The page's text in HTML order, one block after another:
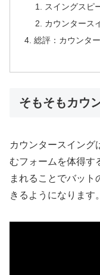
スイングスピ
カウンタース
総評：カウンタ
そもそもカウ
カウンタースイング
むフォームを体得す
まれることでバット
きるようになります。